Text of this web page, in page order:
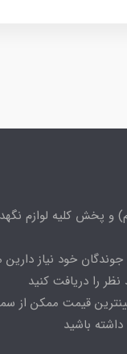
و پخش کلیه لوازم
خود نیاز دارین
را دریافت کنید
قیمت ممکن از
باشید